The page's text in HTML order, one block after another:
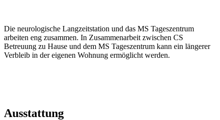
Die neurologische Langzeitstation und das MS Tageszentrum
arbeiten eng zusammen. In Zusammenarbeit zwischen CS
Betreuung zu Hause und dem MS Tageszentrum kann ein längerer
Verbleib in der eigenen Wohnung ermöglicht werden.
Ausstattung